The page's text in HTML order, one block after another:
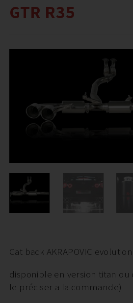
GTR R35
Cat back AKRAPOVIC
disponible en version titan
le préciser a la commande)